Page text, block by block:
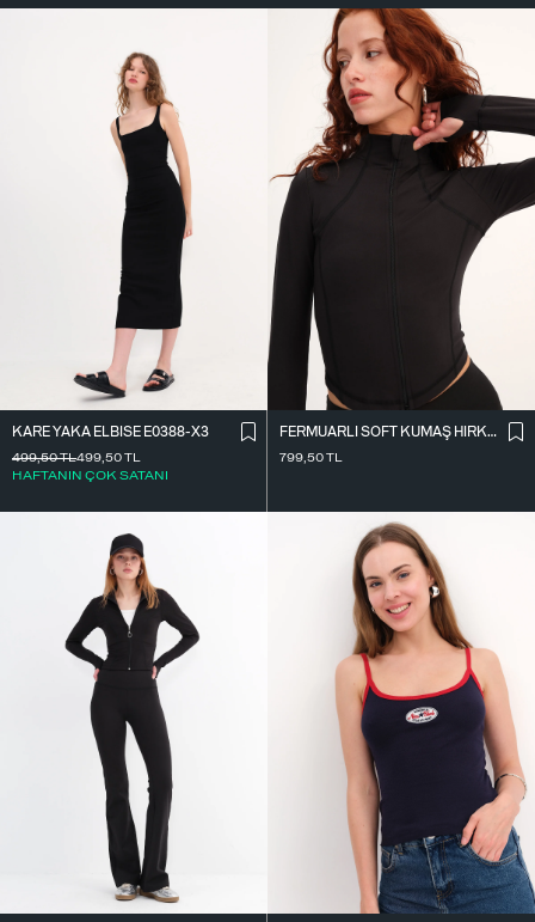
KARE YAKA ELBISE E0388-X3
499,50TL
HAFTANIN ÇOK SATANI
499,50TL
FERMUARLI SOFT KUMAŞ HIRKA H0089
799,50TL